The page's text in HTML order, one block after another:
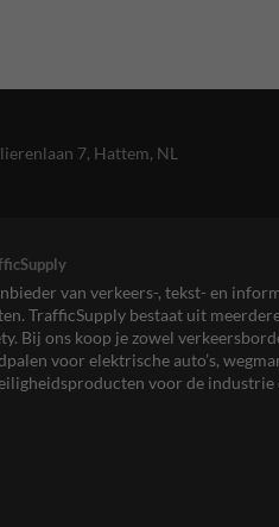
7, Hattem, NL
van verkeers-, tekst- en
TrafficSupply bestaat uit
Bij ons koop je zowel
voor elektrische auto’s,
voor de